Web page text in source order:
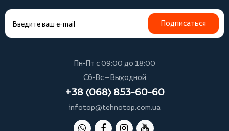
Подписаться
Пн-Пт с 09:00 до 18:00
Сб-Вс – Выходной
+38 (068) 853-60-60
infotop@tehnotop.com.ua